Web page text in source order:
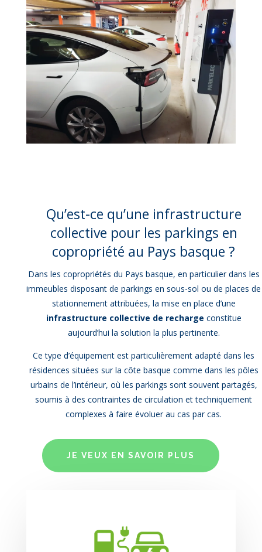
Qu’est-ce qu’une infrastructure
collective pour les parkings en
copropriété au Pays basque ?
Dans les copropriétés du Pays basque, en particulier dans les
immeubles disposant de parkings en sous-sol ou de places de
stationnement attribuées, la mise en place d’une
infrastructure collective de recharge constitue
aujourd’hui la solution la plus pertinente.
Ce type d’équipement est particulièrement adapté dans les
résidences situées sur la côte basque comme dans les pôles
urbains de l’intérieur, où les parkings sont souvent partagés,
soumis à des contraintes de circulation et techniquement
complexes à faire évoluer au cas par cas.
JE VEUX EN SAVOIR PLUS